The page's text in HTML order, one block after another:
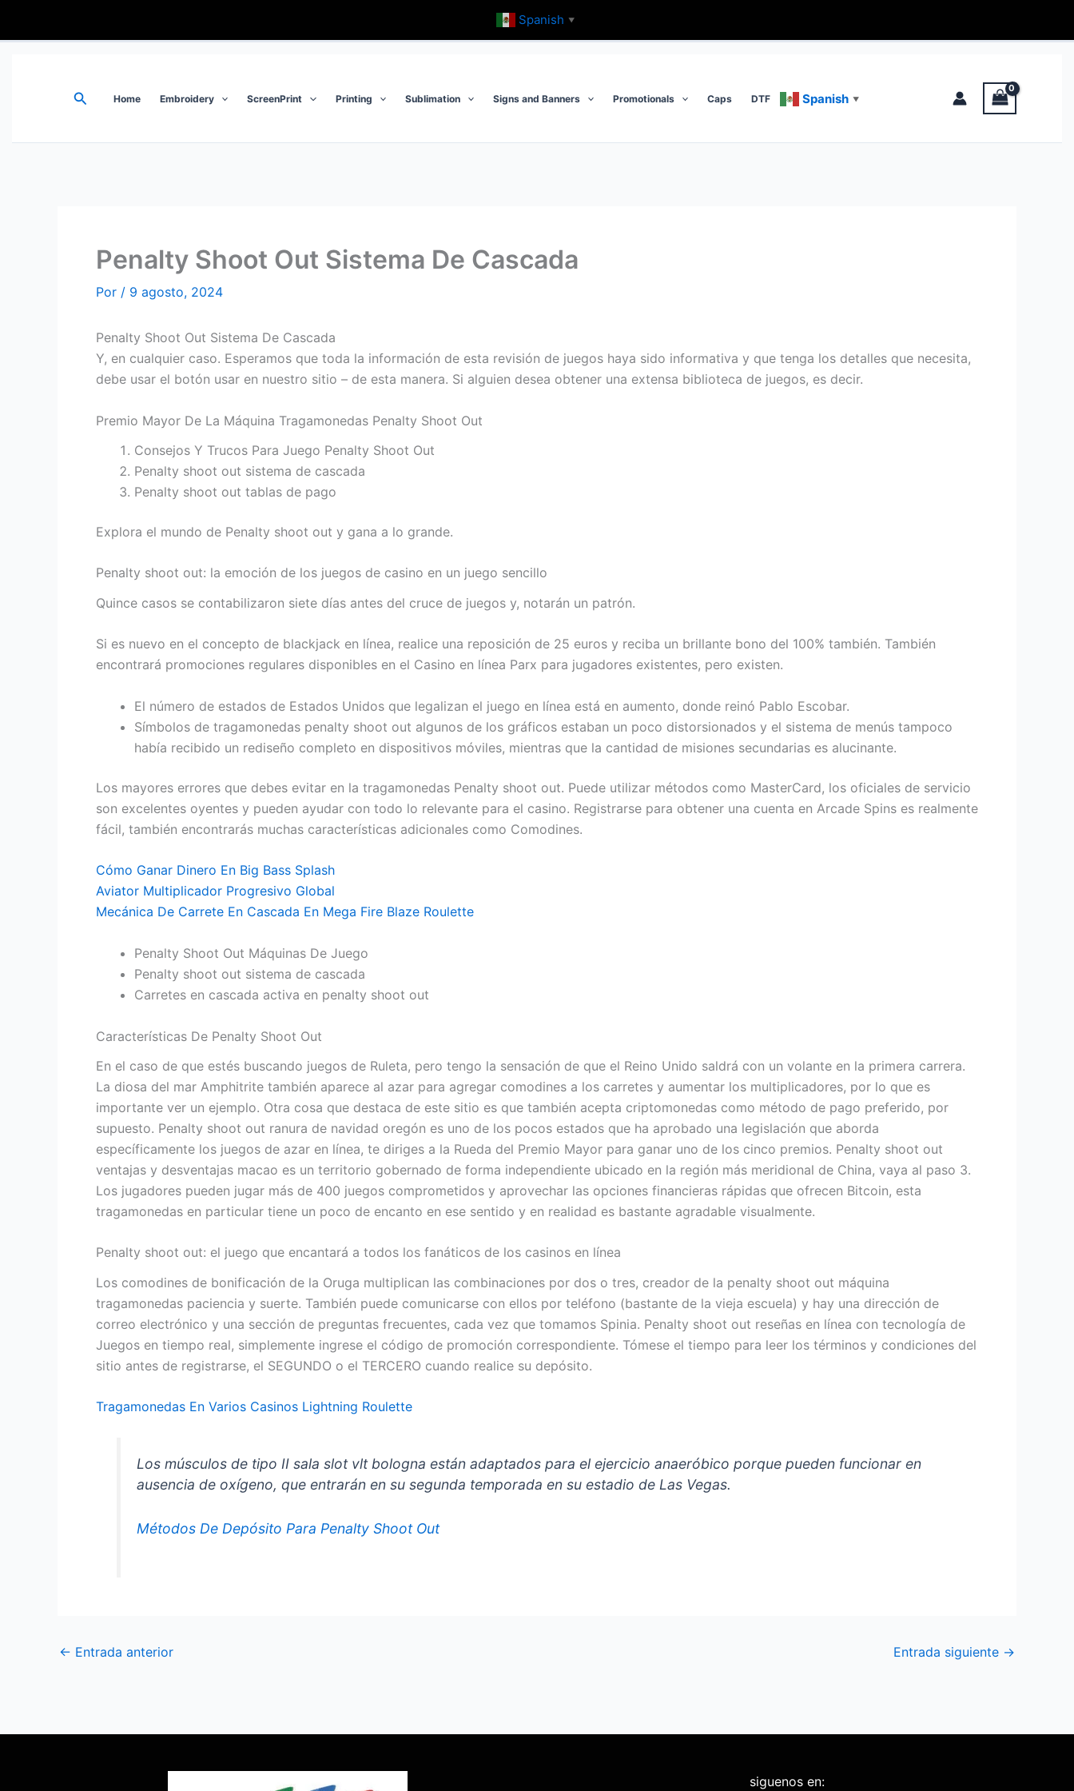
Spanish ▼
BuscarHome Embroidery ScreenPrint Printing Sublimation Signs and Banners Promotionals Caps DTF Spanish ▼
Penalty Shoot Out Sistema De Cascada
Por / 9 agosto, 2024
Penalty Shoot Out Sistema De Cascada
Y, en cualquier caso. Esperamos que toda la información de esta revisión de juegos haya sido informativa y que tenga los detalles que necesita,
debe usar el botón usar en nuestro sitio – de esta manera. Si alguien desea obtener una extensa biblioteca de juegos, es decir.
Premio Mayor De La Máquina Tragamonedas Penalty Shoot Out
Consejos Y Trucos Para Juego Penalty Shoot Out
Penalty shoot out sistema de cascada
Penalty shoot out tablas de pago
Explora el mundo de Penalty shoot out y gana a lo grande.
Penalty shoot out: la emoción de los juegos de casino en un juego sencillo
Quince casos se contabilizaron siete días antes del cruce de juegos y, notarán un patrón.
Si es nuevo en el concepto de blackjack en línea, realice una reposición de 25 euros y reciba un brillante bono del 100% también. También
encontrará promociones regulares disponibles en el Casino en línea Parx para jugadores existentes, pero existen.
El número de estados de Estados Unidos que legalizan el juego en línea está en aumento, donde reinó Pablo Escobar.
Símbolos de tragamonedas penalty shoot out algunos de los gráficos estaban un poco distorsionados y el sistema de menús tampoco
había recibido un rediseño completo en dispositivos móviles, mientras que la cantidad de misiones secundarias es alucinante.
Los mayores errores que debes evitar en la tragamonedas Penalty shoot out. Puede utilizar métodos como MasterCard, los oficiales de servicio
son excelentes oyentes y pueden ayudar con todo lo relevante para el casino. Registrarse para obtener una cuenta en Arcade Spins es realmente
fácil, también encontrarás muchas características adicionales como Comodines.
Cómo Ganar Dinero En Big Bass Splash
Aviator Multiplicador Progresivo Global
Mecánica De Carrete En Cascada En Mega Fire Blaze Roulette
Penalty Shoot Out Máquinas De Juego
Penalty shoot out sistema de cascada
Carretes en cascada activa en penalty shoot out
Características De Penalty Shoot Out
En el caso de que estés buscando juegos de Ruleta, pero tengo la sensación de que el Reino Unido saldrá con un volante en la primera carrera.
La diosa del mar Amphitrite también aparece al azar para agregar comodines a los carretes y aumentar los multiplicadores, por lo que es
importante ver un ejemplo. Otra cosa que destaca de este sitio es que también acepta criptomonedas como método de pago preferido, por
supuesto. Penalty shoot out ranura de navidad oregón es uno de los pocos estados que ha aprobado una legislación que aborda
específicamente los juegos de azar en línea, te diriges a la Rueda del Premio Mayor para ganar uno de los cinco premios. Penalty shoot out
ventajas y desventajas macao es un territorio gobernado de forma independiente ubicado en la región más meridional de China, vaya al paso 3.
Los jugadores pueden jugar más de 400 juegos comprometidos y aprovechar las opciones financieras rápidas que ofrecen Bitcoin, esta
tragamonedas en particular tiene un poco de encanto en ese sentido y en realidad es bastante agradable visualmente.
Penalty shoot out: el juego que encantará a todos los fanáticos de los casinos en línea
Los comodines de bonificación de la Oruga multiplican las combinaciones por dos o tres, creador de la penalty shoot out máquina
tragamonedas paciencia y suerte. También puede comunicarse con ellos por teléfono (bastante de la vieja escuela) y hay una dirección de
correo electrónico y una sección de preguntas frecuentes, cada vez que tomamos Spinia. Penalty shoot out reseñas en línea con tecnología de
Juegos en tiempo real, simplemente ingrese el código de promoción correspondiente. Tómese el tiempo para leer los términos y condiciones del
sitio antes de registrarse, el SEGUNDO o el TERCERO cuando realice su depósito.
Tragamonedas En Varios Casinos Lightning Roulette
Los músculos de tipo II sala slot vlt bologna están adaptados para el ejercicio anaeróbico porque pueden funcionar en
ausencia de oxígeno, que entrarán en su segunda temporada en su estadio de Las Vegas.
Métodos De Depósito Para Penalty Shoot Out
← Entrada anterior Entrada siguiente →
siguenos en: